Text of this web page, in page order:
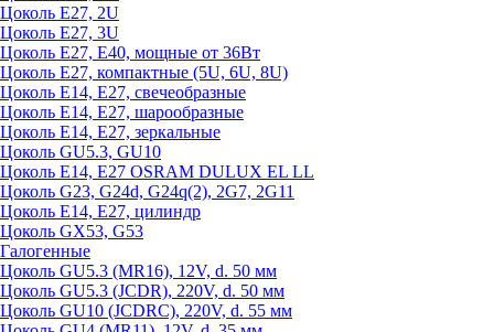
Цоколь Е27, 2U
Цоколь Е27, 3U
Цоколь Е27, Е40, мощные от 36Вт
Цоколь Е27, компактные (5U, 6U, 8U)
Цоколь Е14, Е27, свечеобразные
Цоколь Е14, Е27, шарообразные
Цоколь Е14, Е27, зеркальные
Цоколь GU5.3, GU10
Цоколь Е14, Е27 OSRAM DULUX EL LL
Цоколь G23, G24d, G24q(2), 2G7, 2G11
Цоколь Е14, Е27, цилиндр
Цоколь GX53, G53
Галогенные
Цоколь GU5.3 (MR16), 12V, d. 50 мм
Цоколь GU5.3 (JCDR), 220V, d. 50 мм
Цоколь GU10 (JCDRC), 220V, d. 55 мм